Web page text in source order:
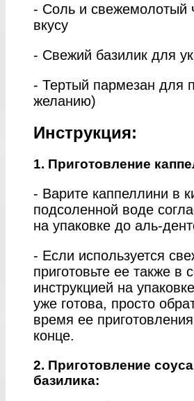
- Соль и свежемолотый
вкусу
- Свежий базилик для
- Тертый пармезан для
желанию)
Инструкция:
1. Приготовление
- Варите каппеллини в
подсоленной воде
на упаковке до аль-
- Если используется
приготовьте ее также в
инструкцией на
уже готова, просто
время ее
конце.
2. Приготовление
базилика: